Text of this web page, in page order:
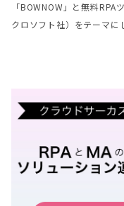
「BOWNOW」と無料
クロソフト社）をテーマに